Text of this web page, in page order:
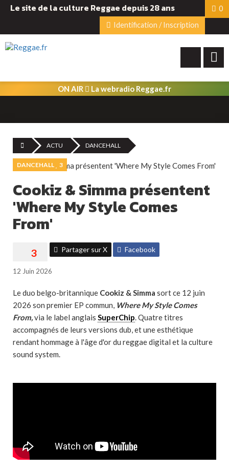
Le site de la culture Reggae depuis 28 ans
0
Identification / Inscription
ON AIR La webradio Reggae.fr
ACTU DANCEHALL
DANCEHALL 3
Cookiz & Simma présentent
'Where My Style Comes
From'
Partager sur X Facebook
12 Juin 2026
Le duo belgo-britannique Cookiz & Simma sort ce 12 juin
2026 son premier EP commun, Where My Style Comes
From,via le label anglais SuperChip. Quatre titres
accompagnés de leurs versions dub, et une esthétique
rendant hommage à l'âge d'or du reggae digital et la culture
sound system.